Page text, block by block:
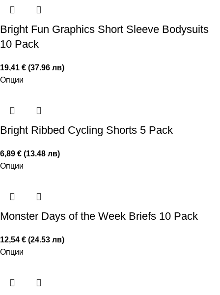
Bright Fun Graphics Short Sleeve Bodysuits
10 Pack
19,41 € (37.96 лв)
Опции
Bright Ribbed Cycling Shorts 5 Pack
6,89 € (13.48 лв)
Опции
Monster Days of the Week Briefs 10 Pack
12,54 € (24.53 лв)
Опции